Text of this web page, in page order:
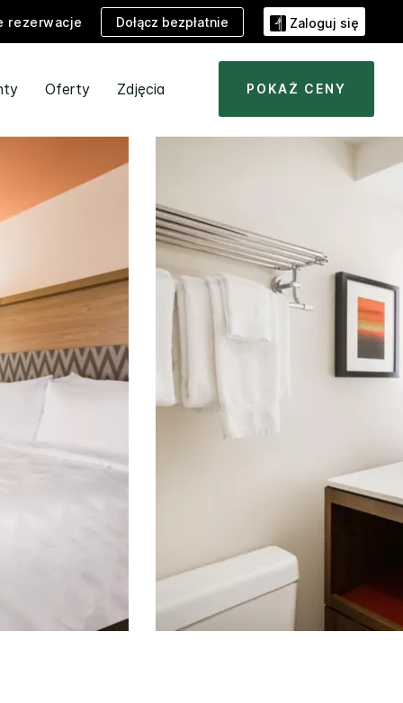
rezerwacje Dołącz bezpłatnie Zaloguj się
Oferty Zdjęcia POKAŻ CENY